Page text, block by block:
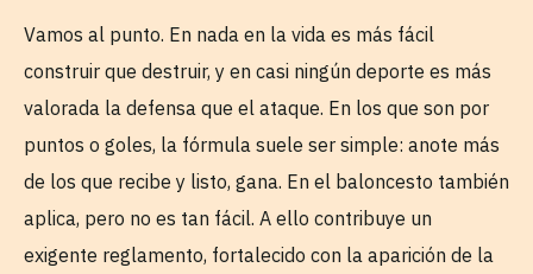
Vamos al punto. En nada en la vida es más fácil
construir que destruir, y en casi ningún deporte es más
valorada la defensa que el ataque. En los que son por
puntos o goles, la fórmula suele ser simple: anote más
de los que recibe y listo, gana. En el baloncesto también
aplica, pero no es tan fácil. A ello contribuye un
exigente reglamento, fortalecido con la aparición de la